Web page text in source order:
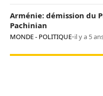
Arménie: démission du
Pachinian
MONDE - POLITIQUE•il y a 5